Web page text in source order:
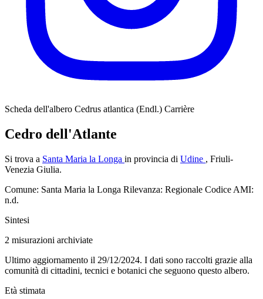
Scheda dell'albero Cedrus atlantica (Endl.) Carrière
Cedro dell'Atlante
Si trova a Santa Maria la Longa in provincia di Udine , Friuli-
Venezia Giulia.
Comune: Santa Maria la Longa Rilevanza: Regionale Codice AMI:
n.d.
Sintesi
2 misurazioni archiviate
Ultimo aggiornamento il 29/12/2024. I dati sono raccolti grazie alla
comunità di cittadini, tecnici e botanici che seguono questo albero.
Età stimata